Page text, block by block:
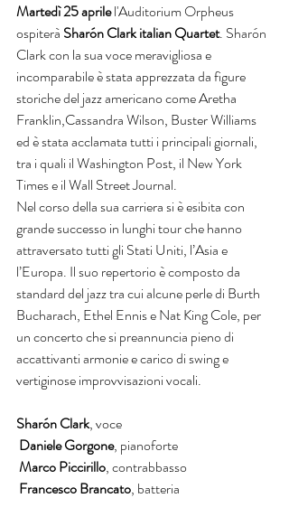
Martedì 25 aprile l'Auditorium Orpheus
ospiterà Sharón Clark italian Quartet. Sharón
Clark con la sua voce meravigliosa e
incomparabile è stata apprezzata da figure
storiche del jazz americano come Aretha
Franklin,Cassandra Wilson, Buster Williams
ed è stata acclamata tutti i principali giornali,
tra i quali il Washington Post, il New York
Times e il Wall Street Journal.
Nel corso della sua carriera si è esibita con
grande successo in lunghi tour che hanno
attraversato tutti gli Stati Uniti, l’Asia e
l’Europa. Il suo repertorio è composto da
standard del jazz tra cui alcune perle di Burth
Bucharach, Ethel Ennis e Nat King Cole, per
un concerto che si preannuncia pieno di
accattivanti armonie e carico di swing e
vertiginose improvvisazioni vocali.
Sharón Clark, voce
Daniele Gorgone, pianoforte
Marco Piccirillo, contrabbasso
Francesco Brancato, batteria